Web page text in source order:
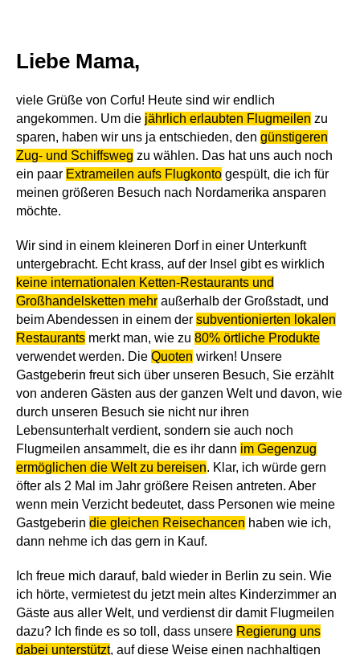
Liebe Mama,
viele Grüße von Corfu! Heute sind wir endlich
angekommen. Um die jährlich erlaubten Flugmeilen zu
sparen, haben wir uns ja entschieden, den günstigeren
Zug- und Schiffsweg zu wählen. Das hat uns auch noch
ein paar Extrameilen aufs Flugkonto gespült, die ich für
meinen größeren Besuch nach Nordamerika ansparen
möchte.
Wir sind in einem kleineren Dorf in einer Unterkunft
untergebracht. Echt krass, auf der Insel gibt es wirklich
keine internationalen Ketten-Restaurants und
Großhandelsketten mehr außerhalb der Großstadt, und
beim Abendessen in einem der subventionierten lokalen
Restaurants merkt man, wie zu 80% örtliche Produkte
verwendet werden. Die Quoten wirken! Unsere
Gastgeberin freut sich über unseren Besuch, Sie erzählt
von anderen Gästen aus der ganzen Welt und davon, wie
durch unseren Besuch sie nicht nur ihren
Lebensunterhalt verdient, sondern sie auch noch
Flugmeilen ansammelt, die es ihr dann im Gegenzug
ermöglichen die Welt zu bereisen. Klar, ich würde gern
öfter als 2 Mal im Jahr größere Reisen antreten. Aber
wenn mein Verzicht bedeutet, dass Personen wie meine
Gastgeberin die gleichen Reisechancen haben wie ich,
dann nehme ich das gern in Kauf.
Ich freue mich darauf, bald wieder in Berlin zu sein. Wie
ich hörte, vermietest du jetzt mein altes Kinderzimmer an
Gäste aus aller Welt, und verdienst dir damit Flugmeilen
dazu? Ich finde es so toll, dass unsere Regierung uns
dabei unterstützt, auf diese Weise einen nachhaltigen